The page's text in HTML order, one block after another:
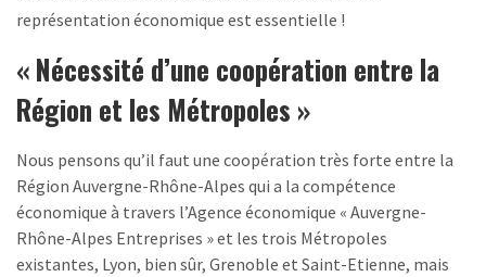
représentation économique est essentielle !
« Nécessité d’une coopération entre la
Région et les Métropoles »
Nous pensons qu’il faut une coopération très forte entre la
Région Auvergne-Rhône-Alpes qui a la compétence
économique à travers l’Agence économique « Auvergne-
Rhône-Alpes Entreprises » et les trois Métropoles
existantes, Lyon, bien sûr, Grenoble et Saint-Etienne, mais